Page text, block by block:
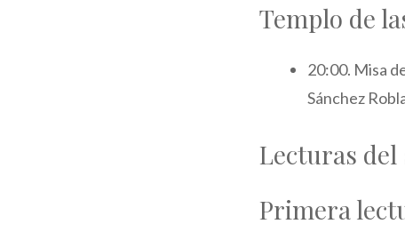
Templo de
20:00. Misa
Sánchez
Lecturas del
Primera